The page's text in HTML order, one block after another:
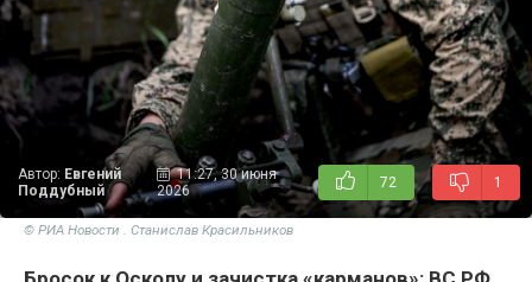
Автор: Евгений
Поддубный
11:27, 30 июня
2026
72 1
© РИА Новости . Станислав Красильников